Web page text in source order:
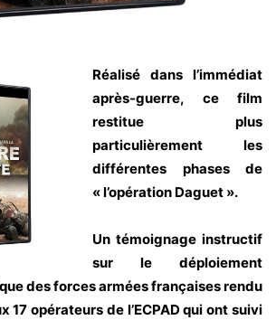
Réalisé dans l’immédiat
après-guerre, ce film
restitue plus
particulièrement les
différentes phases de
« l’opération Daguet ».
Un témoignage instructif
sur le déploiement
des forces armées françaises rendu
17 opérateurs de l’ECPAD qui ont suivi